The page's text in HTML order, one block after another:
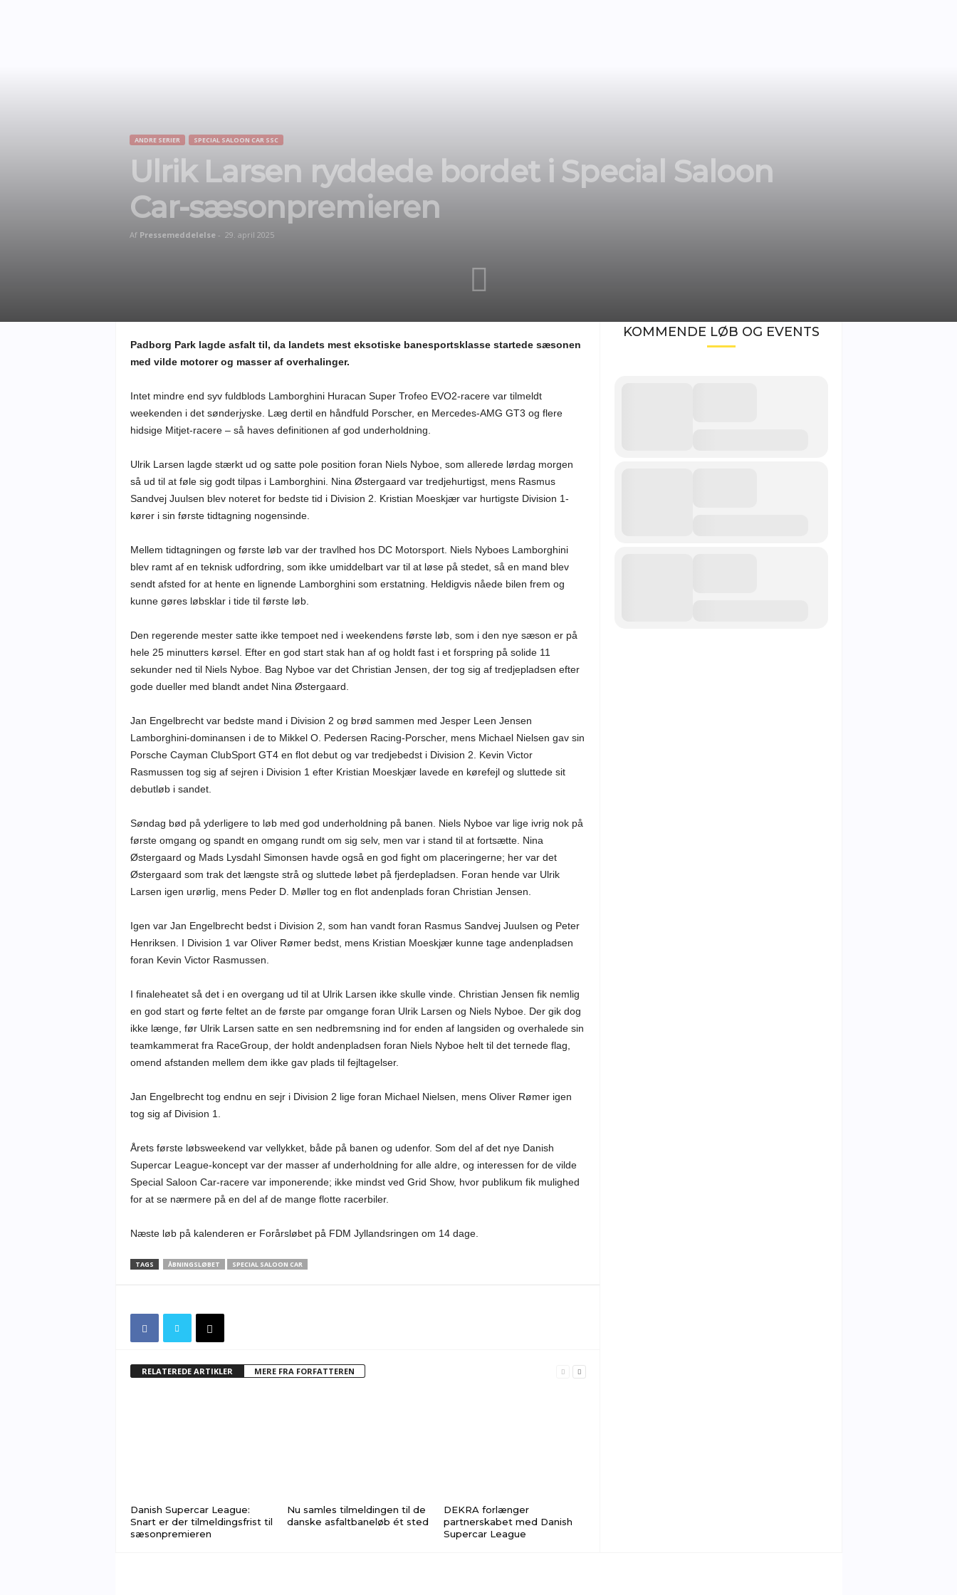
ANDRE SERIER SPECIAL SALOON CAR SSC
Ulrik Larsen ryddede bordet i Special Saloon
Car-sæsonpremieren
Af Pressemeddelelse- 29. april 2025
Padborg Park lagde asfalt til, da landets mest eksotiske banesportsklasse startede sæsonen
med vilde motorer og masser af overhalinger.
Intet mindre end syv fuldblods Lamborghini Huracan Super Trofeo EVO2-racere var tilmeldt
weekenden i det sønderjyske. Læg dertil en håndfuld Porscher, en Mercedes-AMG GT3 og flere
hidsige Mitjet-racere – så haves definitionen af god underholdning.
Ulrik Larsen lagde stærkt ud og satte pole position foran Niels Nyboe, som allerede lørdag morgen
så ud til at føle sig godt tilpas i Lamborghini. Nina Østergaard var tredjehurtigst, mens Rasmus
Sandvej Juulsen blev noteret for bedste tid i Division 2. Kristian Moeskjær var hurtigste Division 1-
kører i sin første tidtagning nogensinde.
Mellem tidtagningen og første løb var der travlhed hos DC Motorsport. Niels Nyboes Lamborghini
blev ramt af en teknisk udfordring, som ikke umiddelbart var til at løse på stedet, så en mand blev
sendt afsted for at hente en lignende Lamborghini som erstatning. Heldigvis nåede bilen frem og
kunne gøres løbsklar i tide til første løb.
Den regerende mester satte ikke tempoet ned i weekendens første løb, som i den nye sæson er på
hele 25 minutters kørsel. Efter en god start stak han af og holdt fast i et forspring på solide 11
sekunder ned til Niels Nyboe. Bag Nyboe var det Christian Jensen, der tog sig af tredjepladsen efter
gode dueller med blandt andet Nina Østergaard.
Jan Engelbrecht var bedste mand i Division 2 og brød sammen med Jesper Leen Jensen
Lamborghini-dominansen i de to Mikkel O. Pedersen Racing-Porscher, mens Michael Nielsen gav sin
Porsche Cayman ClubSport GT4 en flot debut og var tredjebedst i Division 2. Kevin Victor
Rasmussen tog sig af sejren i Division 1 efter Kristian Moeskjær lavede en kørefejl og sluttede sit
debutløb i sandet.
Søndag bød på yderligere to løb med god underholdning på banen. Niels Nyboe var lige ivrig nok på
første omgang og spandt en omgang rundt om sig selv, men var i stand til at fortsætte. Nina
Østergaard og Mads Lysdahl Simonsen havde også en god fight om placeringerne; her var det
Østergaard som trak det længste strå og sluttede løbet på fjerdepladsen. Foran hende var Ulrik
Larsen igen urørlig, mens Peder D. Møller tog en flot andenplads foran Christian Jensen.
Igen var Jan Engelbrecht bedst i Division 2, som han vandt foran Rasmus Sandvej Juulsen og Peter
Henriksen. I Division 1 var Oliver Rømer bedst, mens Kristian Moeskjær kunne tage andenpladsen
foran Kevin Victor Rasmussen.
I finaleheatet så det i en overgang ud til at Ulrik Larsen ikke skulle vinde. Christian Jensen fik nemlig
en god start og førte feltet an de første par omgange foran Ulrik Larsen og Niels Nyboe. Der gik dog
ikke længe, før Ulrik Larsen satte en sen nedbremsning ind for enden af langsiden og overhalede sin
teamkammerat fra RaceGroup, der holdt andenpladsen foran Niels Nyboe helt til det ternede flag,
omend afstanden mellem dem ikke gav plads til fejltagelser.
Jan Engelbrecht tog endnu en sejr i Division 2 lige foran Michael Nielsen, mens Oliver Rømer igen
tog sig af Division 1.
Årets første løbsweekend var vellykket, både på banen og udenfor. Som del af det nye Danish
Supercar League-koncept var der masser af underholdning for alle aldre, og interessen for de vilde
Special Saloon Car-racere var imponerende; ikke mindst ved Grid Show, hvor publikum fik mulighed
for at se nærmere på en del af de mange flotte racerbiler.
Næste løb på kalenderen er Forårsløbet på FDM Jyllandsringen om 14 dage.
TAGS ÅBNINGSLØBET SPECIAL SALOON CAR
RELATEREDE ARTIKLER MERE FRA FORFATTEREN
Danish Supercar League:
Snart er der tilmeldingsfrist til
sæsonpremieren
Nu samles tilmeldingen til de
danske asfaltbaneløb ét sted
DEKRA forlænger
partnerskabet med Danish
Supercar League
KOMMENDE LØB OG EVENTS